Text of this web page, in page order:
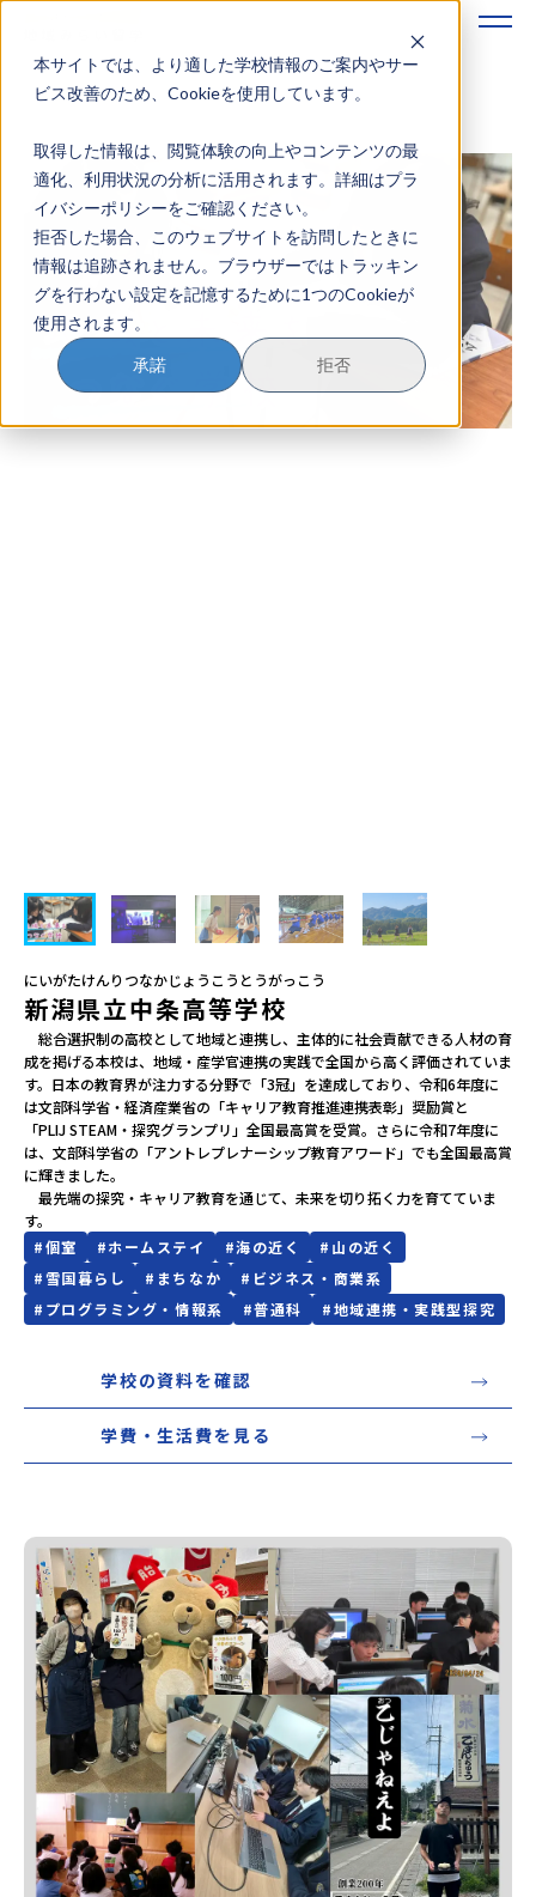
本サイトでは、より適した学校情報のご案内やサー
ビス改善のため、Cookieを使用しています。
取得した情報は、閲覧体験の向上やコンテンツの最
適化、利用状況の分析に活用されます。詳細はプラ
イバシーポリシーをご確認ください。
拒否した場合、このウェブサイトを訪問したときに
情報は追跡されません。ブラウザーではトラッキン
グを行わない設定を記憶するために1つのCookieが
使用されます。
承諾 拒否
地域みらい留学のすすめかた
地域みらい留学とは
学校を探す
イベントを探す
おためし地域留学
マガジン
奨学金について
にいがたけんりつなかじょうこうとうがっこう
新潟県立中条高等学校
総合選択制の高校として地域と連携し、主体的に社会貢献できる人材の育
成を掲げる本校は、地域・産学官連携の実践で全国から高く評価されていま
す。日本の教育界が注力する分野で「3冠」を達成しており、令和6年度に
は文部科学省・経済産業省の「キャリア教育推進連携表彰」奨励賞と
「PLIJ STEAM・探究グランプリ」全国最高賞を受賞。さらに令和7年度に
は、文部科学省の「アントレプレナーシップ教育アワード」でも全国最高賞
に輝きました。
最先端の探究・キャリア教育を通じて、未来を切り拓く力を育てていま
す。
#個室 #ホームステイ #海の近く # 山の近く
#雪国暮らし # まちなか # ビジネス・商業系
# プログラミング・情報系 #普通科 #地域連携・実践型探究
学校の資料を確認
学費・生活費を見る